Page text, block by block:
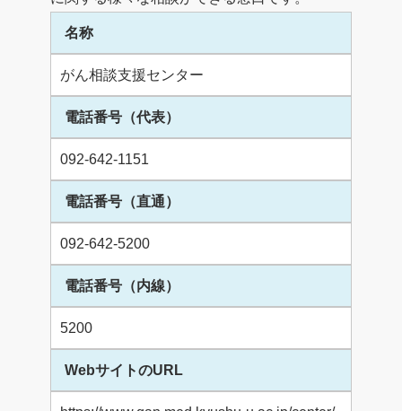
名称
がん相談支援センター
電話番号（代表）
092-642-1151
電話番号（直通）
092-642-5200
電話番号（内線）
5200
WebサイトのURL